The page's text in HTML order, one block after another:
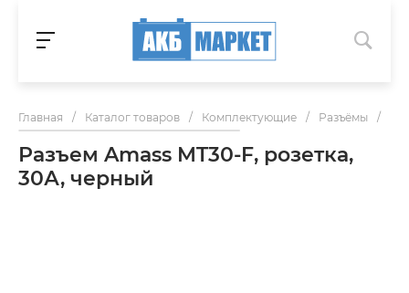
Главная / Каталог товаров / Комплектующие / Разъёмы /
Разъем Amass MT30-F, розетка,
30А, черный